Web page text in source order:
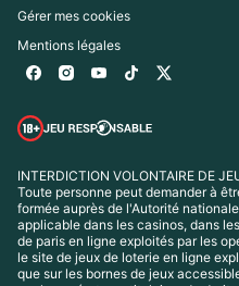
Gérer mes cookies
Mentions légales
INTERDICTION VOLONTAIRE DE
Toute personne peut demander à
formée auprès de l'Autorité
applicable dans les casinos, dans
de paris en ligne exploités par les
le site de jeux de loterie en ligne
que sur les bornes de jeux